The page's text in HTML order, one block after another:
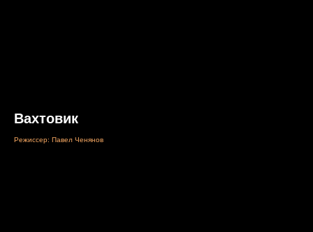
Вахтовик
Режиссер: Павел Ченянов